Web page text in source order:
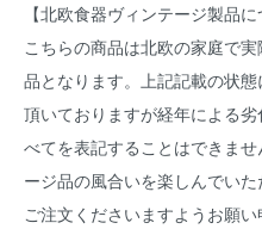
【北欧食器ヴィンテージ製品に
こちらの商品は北欧の家庭で
品となります。上記記載の状
頂いておりますが経年による
べてを表記することはできま
ージ品の風合いを楽しんでい
ご注文くださいますようお願